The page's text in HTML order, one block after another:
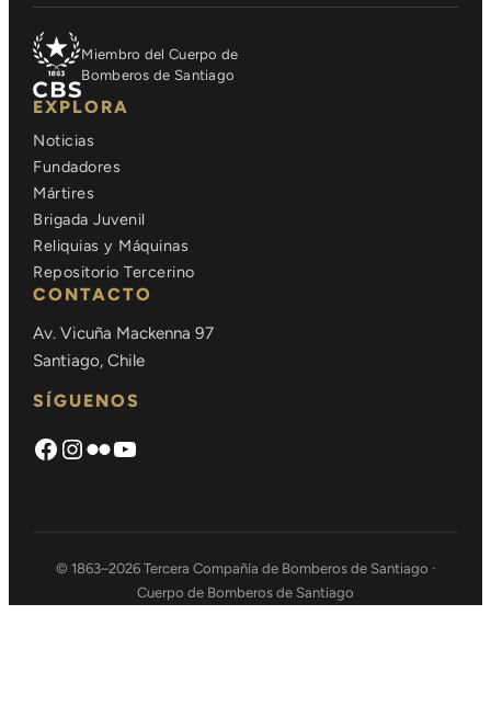
Miembro del Cuerpo de
Bomberos de Santiago
EXPLORA
Noticias
Fundadores
Mártires
Brigada Juvenil
Reliquias y Máquinas
Repositorio Tercerino
CONTACTO
Av. Vicuña Mackenna 97
Santiago, Chile
SÍGUENOS
Facebook
Instagram
Flickrhttps://www.youtube.com/
© 1863–2026 Tercera Compañía de Bomberos de Santiago ·
Cuerpo de Bomberos de Santiago